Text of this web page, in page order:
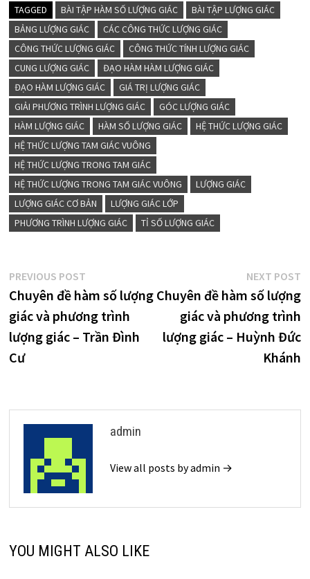
TAGGED BÀI TẬP HÀM SỐ LƯỢNG GIÁC
BÀI TẬP LƯỢNG GIÁC
BẢNG LƯỢNG GIÁC
CÁC CÔNG THỨC LƯỢNG GIÁC
CÔNG THỨC LƯỢNG GIÁC
CÔNG THỨC TÍNH LƯỢNG GIÁC
CUNG LƯỢNG GIÁC
ĐẠO HÀM HÀM LƯỢNG GIÁC
ĐẠO HÀM LƯỢNG GIÁC
GIÁ TRỊ LƯỢNG GIÁC
GIẢI PHƯƠNG TRÌNH LƯỢNG GIÁC
GÓC LƯỢNG GIÁC
HÀM LƯỢNG GIÁC
HÀM SỐ LƯỢNG GIÁC
HỆ THỨC LƯỢNG GIÁC
HỆ THỨC LƯỢNG TAM GIÁC VUÔNG
HỆ THỨC LƯỢNG TRONG TAM GIÁC
HỆ THỨC LƯỢNG TRONG TAM GIÁC VUÔNG
LƯỢNG GIÁC
LƯỢNG GIÁC CƠ BẢN
LƯỢNG GIÁC LỚP
PHƯƠNG TRÌNH LƯỢNG GIÁC
TỈ SỐ LƯỢNG GIÁC
Điều
hướng
bài
viết
PREVIOUS POSTPrevious
post:
Chuyên đề hàm số lượng
giác và phương trình
lượng giác – Trần Đình
Cư
NEXT POST
Chuyên đề hàm số lượng
giác và phương trình
lượng giác – Huỳnh Đức
Khánh
admin
View all posts by admin →
YOU MIGHT ALSO LIKE